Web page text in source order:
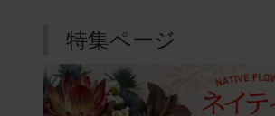
特集ページ